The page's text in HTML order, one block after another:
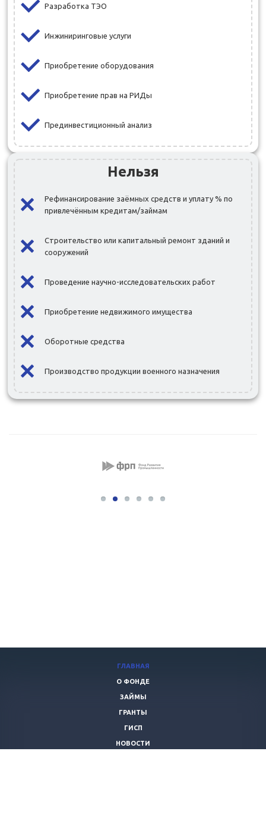
Разработка ТЭО
Инжиниринговые услуги
Приобретение оборудования
Приобретение прав на РИДы
Прединвестиционный анализ
Нельзя
Рефинансирование заёмных средств и уплату % по
привлечённым кредитам/займам
Строительство или капитальный ремонт зданий и
сооружений
Проведение научно-исследовательских работ
Приобретение недвижимого имущества
Оборотные средства
Производство продукции военного назначения
ГЛАВНАЯ
О ФОНДЕ
ЗАЙМЫ
ГРАНТЫ
ГИСП
НОВОСТИ